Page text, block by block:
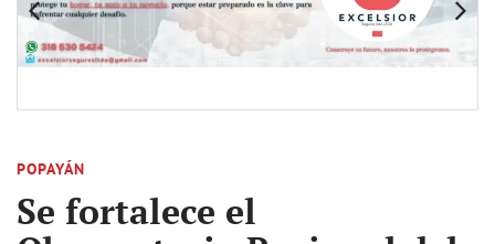
POPAYÁN
Se fortalece el